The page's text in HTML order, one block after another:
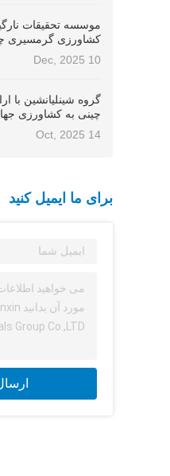
سبز گروه
جیانگسی با موفقیت
موسسه تحقیقات
کشاورزی گرمسیری
گروه شینلیانشین
کودهای مخصوص
10 Dec, 2025
گروه شینلیانشین با
چینی به کشاورزی
آسیا-اقیانوسیه انجمن
(IFA) 2025 حضور می‌یابد.
14 Oct, 2025
برای ما ایمیل کنید